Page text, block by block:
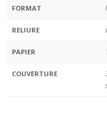
FORMAT
RELIURE
PAPIER
COUVERTURE